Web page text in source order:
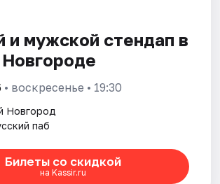
и мужской стендап в
• воскресенье • 19:30
Новгород
паб
Билеты со скидкой
на Kassir.ru